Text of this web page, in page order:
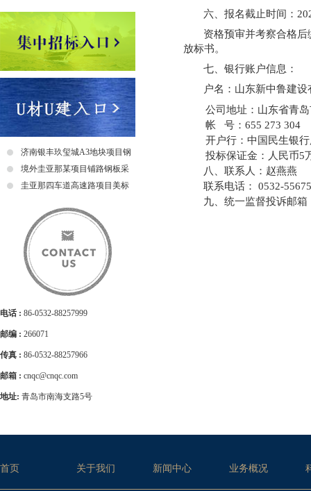
济南银丰玖玺城A3地块项目钢
爬梯采购及安装招标中标公示
境外圭亚那某项目铺路钢板采
购招标公告
圭亚那四车道高速路项目美标
电话 : 86-0532-88257999
邮编 : 266071
传真 : 86-0532-88257966
邮箱 : cnqc@cnqc.com
地址: 青岛市南海支路5号
六、报名截止时间：
资格预审并考察合格
放标书。
七、银行账户信息：
户名： 山东新中鲁建
公司地址：山东省青
帐 号： 655 273 304
开户行： 中国民生银
投标保证金：人民币5
八、联系人：赵燕燕
联系电话：
0532-
九、统一监督投
首页 关于我们 新闻中心 业务概况